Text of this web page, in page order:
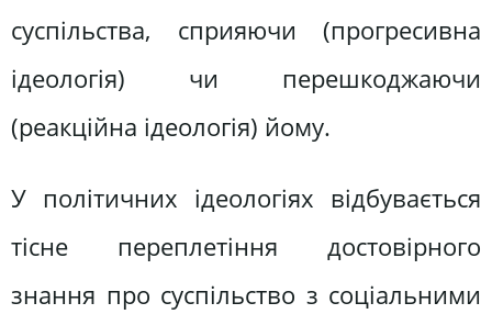
суспільства, сприяючи (прогресивна
ідеологія) чи перешкоджаючи
(реакційна ідеологія) йому.
У політичних ідеологіях відбувається
тісне переплетіння достовірного
знання про суспільство з соціальними